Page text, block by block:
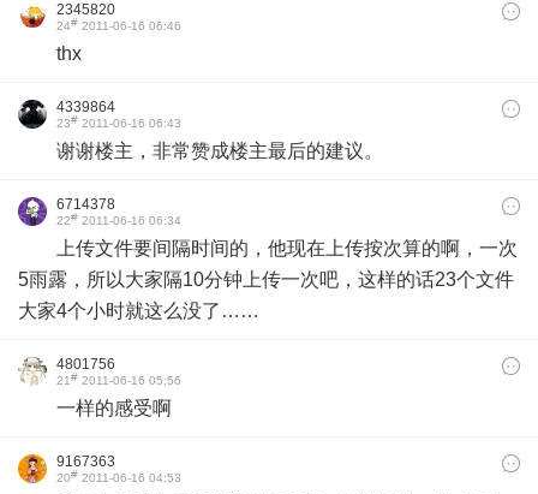
2345820
24# 2011-06-16 06:46
thx
4339864
23# 2011-06-16 06:43
谢谢楼主，非常赞成楼主最后的建议。
6714378
22# 2011-06-16 06:34
上传文件要间隔时间的，他现在上传按次算的啊，一次
5雨露，所以大家隔10分钟上传一次吧，这样的话23个文件
大家4个小时就这么没了……
4801756
21# 2011-06-16 05:56
一样的感受啊
9167363
20# 2011-06-16 04:53